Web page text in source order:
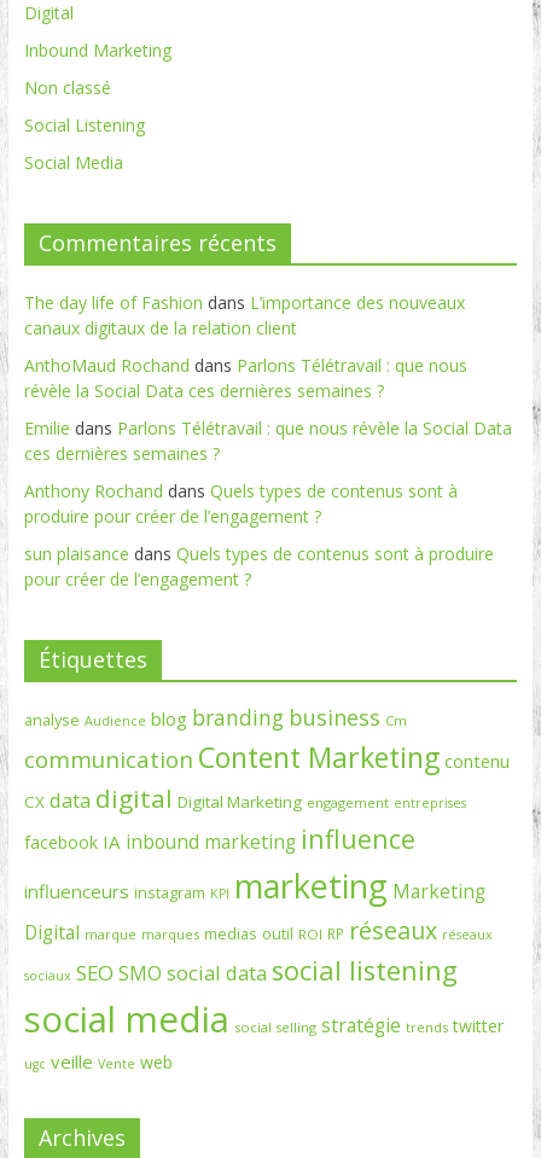
Digital
Inbound Marketing
Non classé
Social Listening
Social Media
Commentaires récents
The day life of Fashion dans L’importance des nouveaux
canaux digitaux de la relation client
AnthoMaud Rochand dans Parlons Télétravail : que nous
révèle la Social Data ces dernières semaines ?
Emilie dans Parlons Télétravail : que nous révèle la Social Data
ces dernières semaines ?
Anthony Rochand dans Quels types de contenus sont à
produire pour créer de l’engagement ?
sun plaisance dans Quels types de contenus sont à produire
pour créer de l’engagement ?
Étiquettes
analyse Audience blog branding business Cm
communication Content Marketing contenu
CX data digital Digital Marketing engagement entreprises
facebook IA inbound marketing influence
influenceurs instagram KPI marketing Marketing
Digital marque marques medias outil ROI RP réseaux réseaux
sociaux SEO SMO social data social listening
social media social selling stratégie trends twitter
ugc veille Vente web
Archives